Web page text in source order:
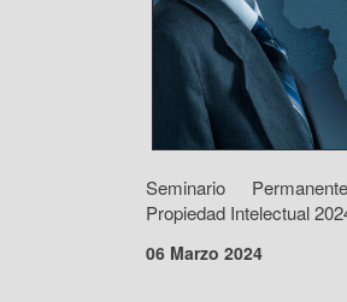
Seminario
Propiedad Intelectual
06 Marzo 2024